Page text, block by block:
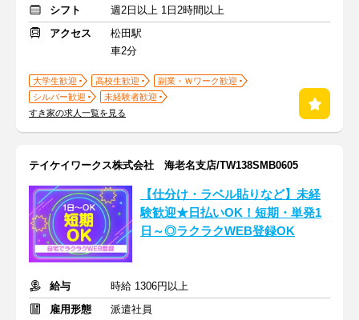
シフト
週2日以上 1日2時間以上
アクセス
松田駅
車2分
大学生歓迎 高校生歓迎
副業・Ｗワーク歓迎
シルバー歓迎
未経験者歓迎
すき家の求人一覧を見る
テイケイワークス株式会社 海老名支店/TW138SMB0605
【仕分け・ラベル貼りなど】未経
験歓迎★日払いOK！短期・単発1
日～◎ラクラクWEB登録OK
給与
時給 1306円以上
雇用形態
派遣社員